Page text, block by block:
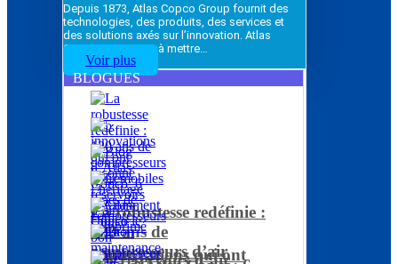
Depuis 1873, Atlas Copco Group fournit des
technologies, des produits, des services et
des solutions axés sur l’innovation. Atlas
Copco Group vise à mettre…
Voir plus
BLOGUES
La robustesse redéfinie :
120 ans de
compresseurs d’air
5 innovations qui ont